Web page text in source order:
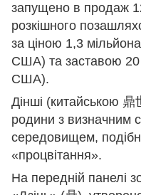
запущено в продаж
розкішного
за ціною 1,3
США) та заставою 20
США).
Дінші (китайською 鼎
родини з визначним
середовищем,
«процвітання».
На передній панелі